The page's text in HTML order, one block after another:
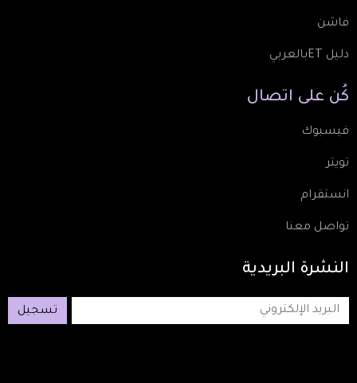
فاشن
دليل ETبالعربي
كُن على اتصال
فيسبوك
تويتر
انستقرام
تواصل معنا
النشرة البريدية
تسجيل